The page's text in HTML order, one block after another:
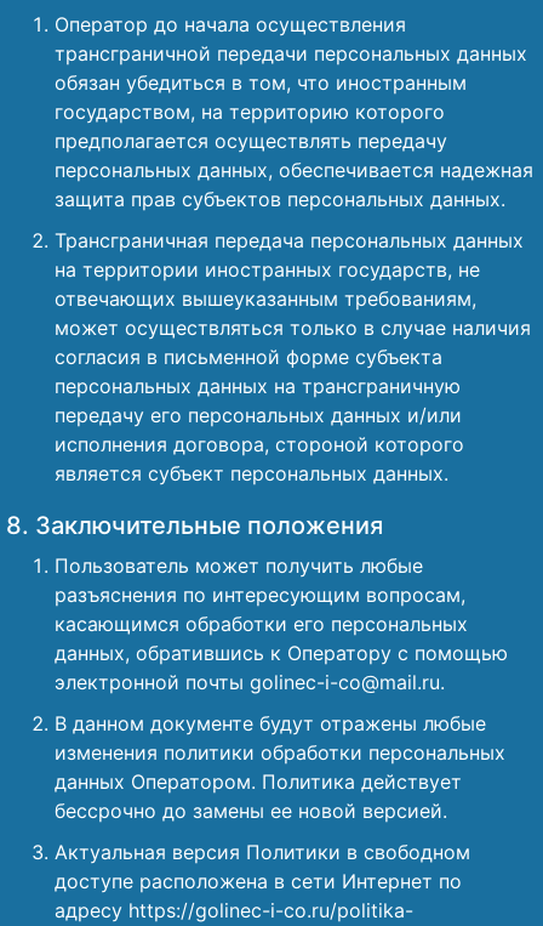
Оператор до начала осуществления
трансграничной передачи персональных данных
обязан убедиться в том, что иностранным
государством, на территорию которого
предполагается осуществлять передачу
персональных данных, обеспечивается надежная
защита прав субъектов персональных данных.
Трансграничная передача персональных данных
на территории иностранных государств, не
отвечающих вышеуказанным требованиям,
может осуществляться только в случае наличия
согласия в письменной форме субъекта
персональных данных на трансграничную
передачу его персональных данных и/или
исполнения договора, стороной которого
является субъект персональных данных.
8. Заключительные положения
Пользователь может получить любые
разъяснения по интересующим вопросам,
касающимся обработки его персональных
данных, обратившись к Оператору с помощью
электронной почты golinec-i-co@mail.ru.
В данном документе будут отражены любые
изменения политики обработки персональных
данных Оператором. Политика действует
бессрочно до замены ее новой версией.
Актуальная версия Политики в свободном
доступе расположена в сети Интернет по
адресу https://golinec-i-co.ru/politika-